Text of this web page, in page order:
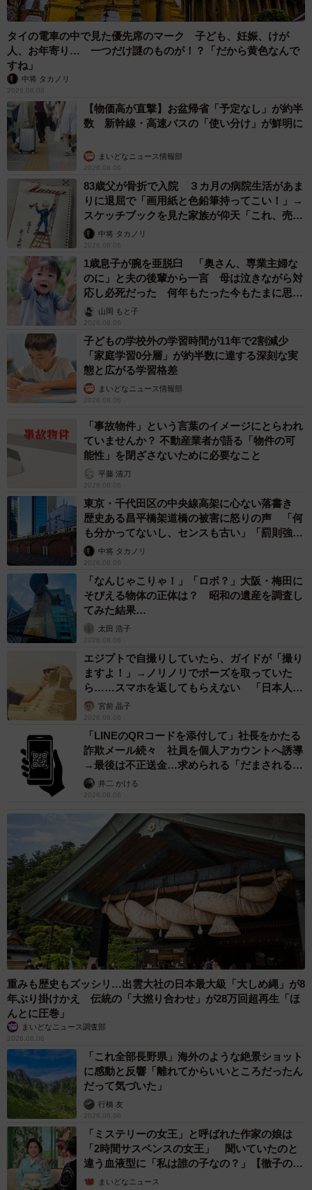
タイの電車の中で見た優先席のマーク 子ども、妊娠、けが
人、お年寄り… 一つだけ謎のものが！？「だから黄色なんで
すね」
中将 タカノリ
2026.08.06
【物価高が直撃】お盆帰省「予定なし」が約半
数 新幹線・高速バスの「使い分け」が鮮明に
まいどなニュース情報部
2026.08.06
83歳父が骨折で入院 ３カ月の病院生活があま
りに退屈で「画用紙と色鉛筆持ってこい！」→
スケッチブックを見た家族が仰天「これ、売れ
ますよ…」
中将 タカノリ
2026.08.06
1歳息子が腕を亜脱臼 「奥さん、専業主婦な
のに」と夫の後輩から一言 母は泣きながら対
応し必死だった 何年もたった今もたまに思い
出し…山岡 もと子
2026.08.06
子どもの学校外の学習時間が11年で2割減少
「家庭学習0分層」が約半数に達する深刻な実
態と広がる学習格差
まいどなニュース情報部
2026.08.06
「事故物件」という言葉のイメージにとらわれ
ていませんか？ 不動産業者が語る「物件の可
能性」を閉ざさないために必要なこと
平藤 清刀
2026.08.06
東京・千代田区の中央線高架に心ない落書き
歴史ある昌平橋架道橋の被害に怒りの声 「何
も分かってないし、センスも古い」「罰則強化
して」中将 タカノリ
2026.08.06
「なんじゃこりゃ！」「ロボ？」大阪・梅田に
そびえる物体の正体は？ 昭和の遺産を調査し
てみた結果…
太田 浩子
2026.08.06
エジプトで自撮りしていたら、ガイドが「撮り
ますよ！」→ノリノリでポーズを取っていた
ら……スマホを返してもらえない 「日本人は
カモ代表かも」「私は6時間で3万円払った」
宮前 晶子
2026.08.06
「LINEのQRコードを添付して」社長をかたる
詐欺メール続々 社員を個人アカウントへ誘導
→最後は不正送金…求められる「だまされる前
提」の対策
井二 かける
2026.08.06
重みも歴史もズッシリ…出雲大社の日本最大級「大しめ縄」が8
年ぶり掛けかえ 伝統の「大撚り合わせ」が28万回超再生「ほ
んとに圧巻」
まいどなニュース調査部
2026.08.06
「これ全部長野県」海外のような絶景ショット
に感動と反響「離れてからいいところだったん
だって気づいた」
行橋 友
2026.08.06
「ミステリーの女王」と呼ばれた作家の娘は
「2時間サスペンスの女王」 聞いていたのと
違う血液型に「私は誰の子なの？」【徹子の部
屋】まいどなニュース